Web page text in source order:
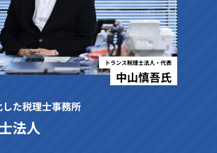
トランス税理士法人・代表
中山慎吾氏
た税理士事務所
法人